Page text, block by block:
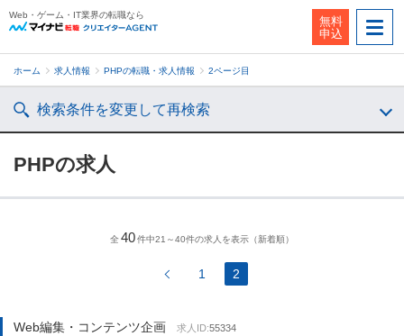
Web・ゲーム・IT業界の転職なら
無料
申込
ホーム 求人情報 PHPの転職・求人情報 2ページ目
検索条件を変更して再検索
PHPの求人
全40件中21～40件の求人を表示（新着順）
1 2
Web編集・コンテンツ企画 求人ID:55334